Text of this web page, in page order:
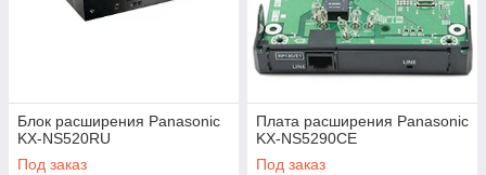
Блок расширения Panasonic
KX-NS520RU
Под заказ
Плата расширения Panasonic
KX-NS5290CE
Под заказ